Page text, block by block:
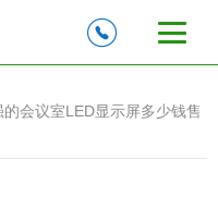
的会议室LED显示屏多少钱售